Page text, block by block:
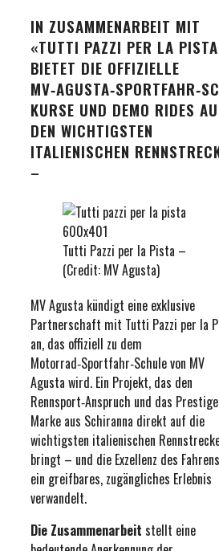
IN ZUSAMMENARBEIT MIT
«TUTTI PAZZI PER LA
BIETET DIE OFFIZIELLE
KURSE UND DEMO RIDES
DEN WICHTIGSTEN
ITALIENISCHEN
–
Tutti Pazzi per la Pista –
(Credit: MV Agusta)
MV Agusta kündigt eine exklusive
Partnerschaft mit Tutti Pazzi per la
an, das offiziell zu dem
Motorrad‑Sportfahr‑Schule von MV
Agusta wird. Ein Projekt, das den
Rennsport‑Anspruch und das
Marke aus Schiranna direkt auf die
wichtigsten italienischen
bringt – und die Exzellenz des
ein greifbares, zugängliches Erlebnis
verwandelt.
Die Zusammenarbeit stellt eine